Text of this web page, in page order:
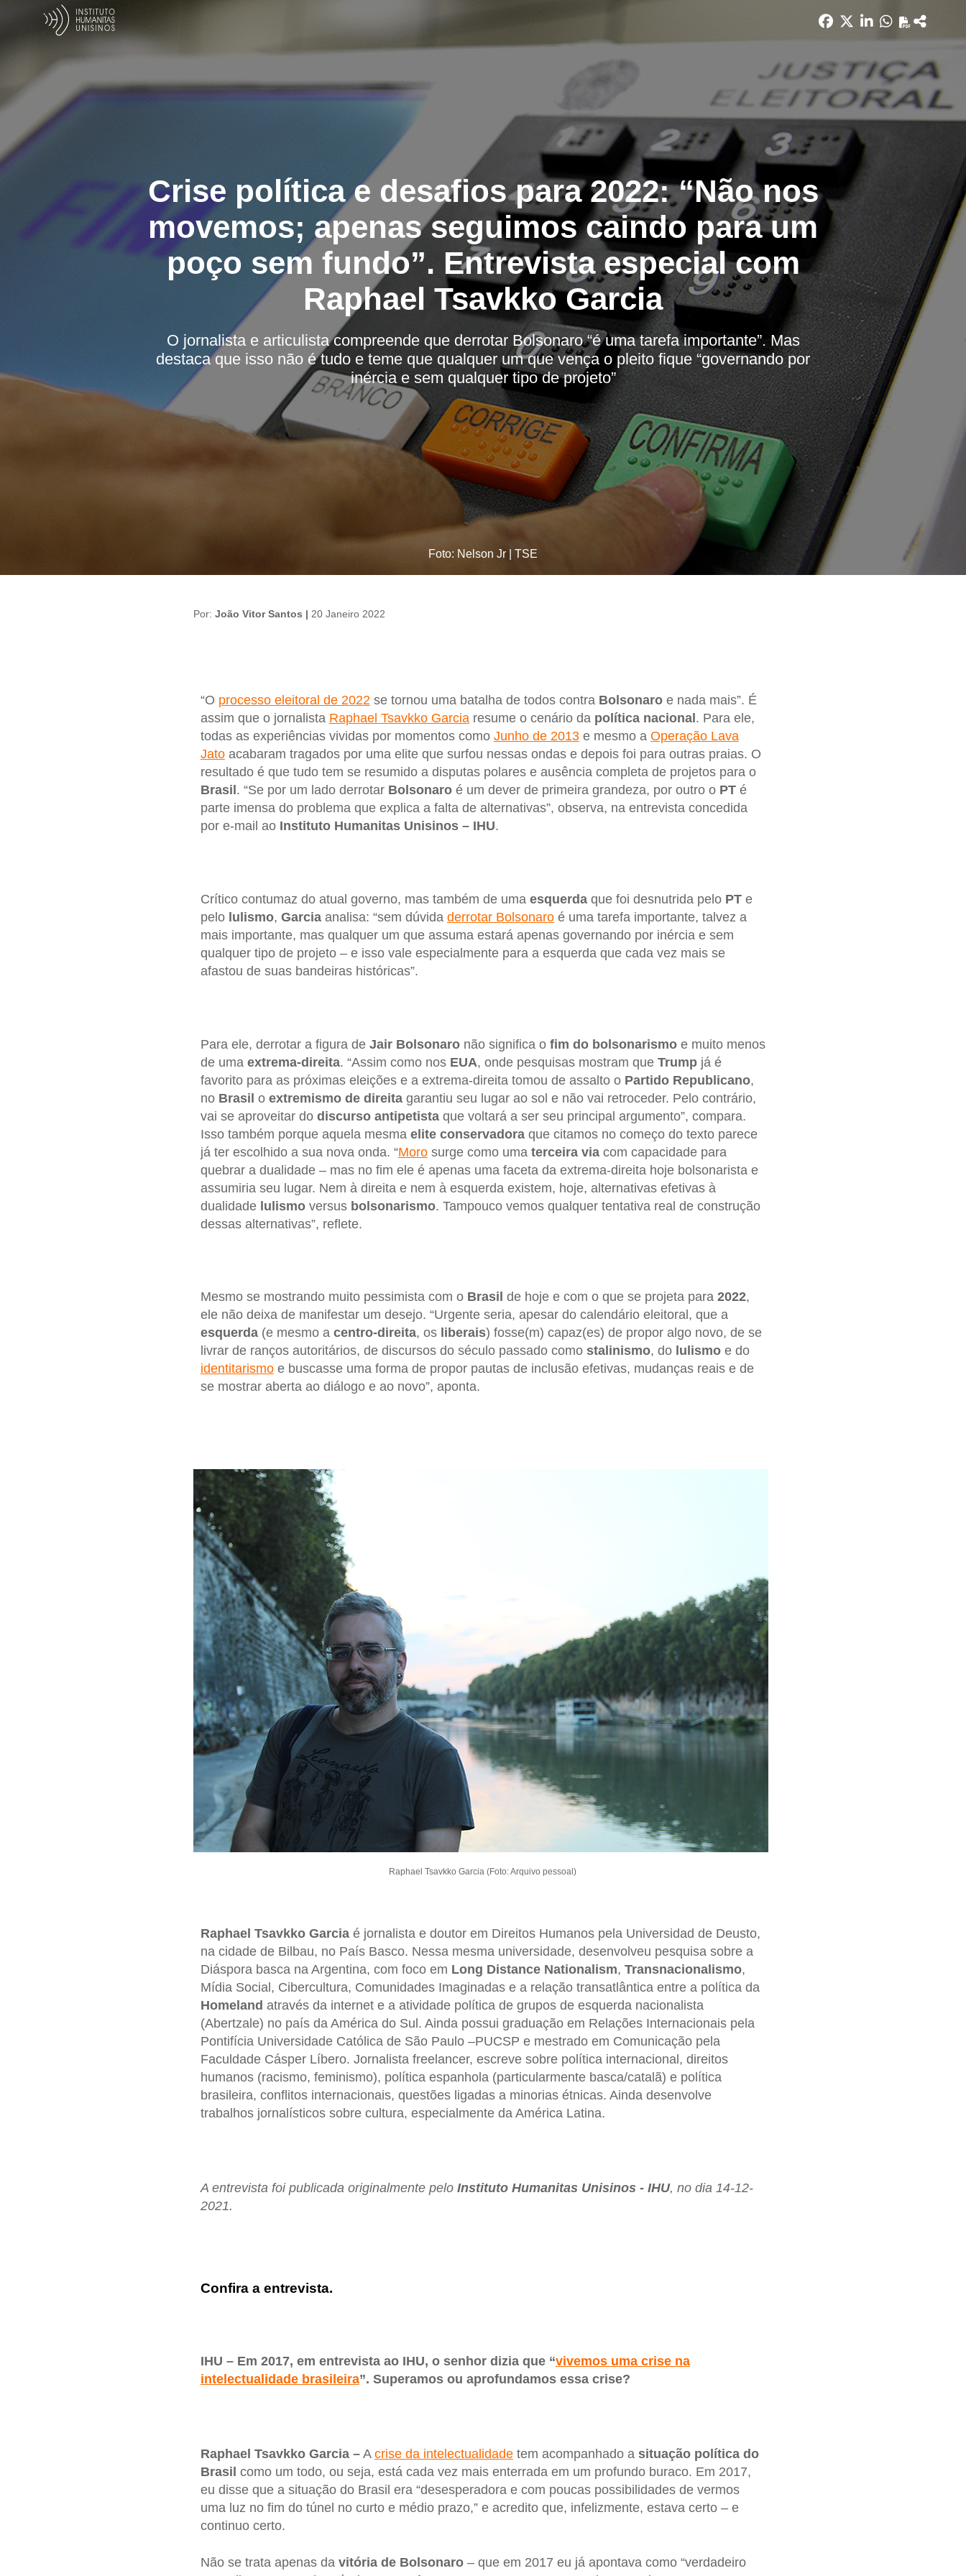
Crise política e desafios para 2022: “Não nos
movemos; apenas seguimos caindo para um
poço sem fundo”. Entrevista especial com
Raphael Tsavkko Garcia
O jornalista e articulista compreende que derrotar Bolsonaro “é uma tarefa importante”. Mas
destaca que isso não é tudo e teme que qualquer um que vença o pleito fique “governando por
inércia e sem qualquer tipo de projeto”
Foto: Nelson Jr | TSE
Por: João Vitor Santos | 20 Janeiro 2022
“O processo eleitoral de 2022se tornou uma batalha de todos contra Bolsonaroe nada mais”. É
assim que o jornalista Raphael Tsavkko Garciaresume o cenário da política nacional . Para ele,
todas as experiências vividas por momentos como Junho de 2013e mesmo a Operação Lava
Jatoacabaram tragados por uma elite que surfou nessas ondas e depois foi para outras praias. O
resultado é que tudo tem se resumido a disputas polares e ausência completa de projetos para o
Brasil . “Se por um lado derrotar Bolsonaroé um dever de primeira grandeza, por outro o PTé
parte imensa do problema que explica a falta de alternativas”, observa, na entrevista concedida
por e-mail ao Instituto Humanitas Unisinos – IHU.
Crítico contumaz do atual governo, mas também de uma esquerdaque foi desnutrida pelo PTe
pelo lulismo, Garciaanalisa: “sem dúvida derrotar Bolsonaroé uma tarefa importante, talvez a
mais importante, mas qualquer um que assuma estará apenas governando por inércia e sem
qualquer tipo de projeto – e isso vale especialmente para a esquerda que cada vez mais se
afastou de suas bandeiras históricas”.
Para ele, derrotar a figura deJair Bolsonaronão significa o fim do bolsonarismoe muito menos
de uma extrema-direita. “Assim como nos EUA, onde pesquisas mostram que Trumpjá é
favorito para as próximas eleições e a extrema-direita tomou de assalto o Partido Republicano,
no Brasil o extremismo de direitagarantiu seu lugar ao sol e não vai retroceder. Pelo contrário,
vai se aproveitar do discurso antipetistaque voltará a ser seu principal argumento”, compara.
Isso também porque aquela mesma elite conservadoraque citamos no começo do texto parece
já ter escolhido a sua nova onda. “Morosurge como uma terceira viacom capacidade para
quebrar a dualidade – mas no fim ele é apenas uma faceta da extrema-direita hoje bolsonarista e
assumiria seu lugar. Nem à direita e nem à esquerda existem, hoje, alternativas efetivas à
dualidade lulismoversus bolsonarismo. Tampouco vemos qualquer tentativa real de construção
dessas alternativas”, reflete.
Mesmo se mostrando muito pessimista com o Brasil de hoje e com o que se projeta para 2022,
ele não deixa de manifestar um desejo. “Urgente seria, apesar do calendário eleitoral, que a
esquerda(e mesmo a centro-direita, os liberais) fosse(m) capaz(es) de propor algo novo, de se
livrar de ranços autoritários, de discursos do século passado como stalinismo, do lulismoe do
identitarismoe buscasse uma forma de propor pautas de inclusão efetivas, mudanças reais e de
se mostrar aberta ao diálogo e ao novo”, aponta.
Raphael Tsavkko Garcia (Foto: Arquivo pessoal)
Raphael Tsavkko Garciaé jornalista e doutor em Direitos Humanos pela Universidad de Deusto,
na cidade de Bilbau, no País Basco. Nessa mesma universidade, desenvolveu pesquisa sobre a
Diáspora basca na Argentina, com foco em Long Distance Nationalism, Transnacionalismo,
Mídia Social, Cibercultura, Comunidades Imaginadas e a relação transatlântica entre a política da
Homeland através da internet e a atividade política de grupos de esquerda nacionalista
(Abertzale) no país da América do Sul. Ainda possui graduação em Relações Internacionais pela
Pontifícia Universidade Católica de São Paulo –PUCSP e mestrado em Comunicação pela
Faculdade Cásper Líbero. Jornalista freelancer, escreve sobre política internacional, direitos
humanos (racismo, feminismo), política espanhola (particularmente basca/catalã) e política
brasileira, conflitos internacionais, questões ligadas a minorias étnicas. Ainda desenvolve
trabalhos jornalísticos sobre cultura, especialmente da América Latina.
A entrevista foi publicada originalmente pelo Instituto Humanitas Unisinos - IHU, no dia 14-12-
2021.
Confira a entrevista.
IHU – Em 2017, em entrevista ao IHU, o senhor dizia que “vivemos uma crise na
intelectualidade brasileira”. Superamos ou aprofundamos essa crise?
Raphael Tsavkko Garcia –A crise da intelectualidadetem acompanhado a situação política do
Brasil como um todo, ou seja, está cada vez mais enterrada em um profundo buraco. Em 2017,
eu disse que a situação do Brasil era “desesperadora e com poucas possibilidades de vermos
uma luz no fim do túnel no curto e médio prazo,” e acredito que, infelizmente, estava certo – e
continuo certo.
Não se trata apenas da vitória de Bolsonaro– que em 2017 eu já apontava como “verdadeiro